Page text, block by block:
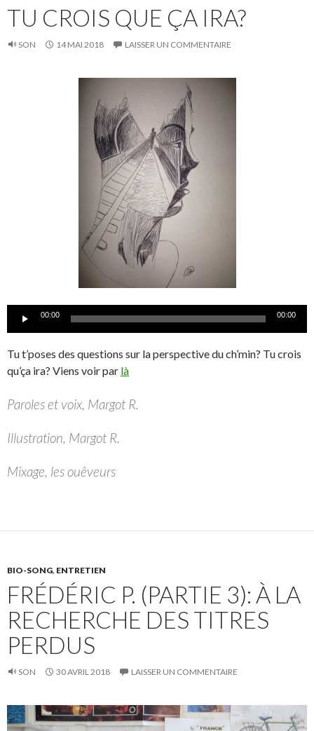
TU CROIS QUE ÇA IRA?
SON 14 MAI 2018 LAISSER UN COMMENTAIRE
Lecteur00:00 00:00
Tu t’poses des questions sur la perspective du ch’min? Tu crois
qu’ça ira? Viens voir par là
Paroles et voix, Margot R.
Illustration, Margot R.
Mixage, les ouêveurs
BIO-SONG, ENTRETIEN
FRÉDÉRIC P. (PARTIE 3): À LA
RECHERCHE DES TITRES
PERDUS
SON 30 AVRIL 2018 LAISSER UN COMMENTAIRE